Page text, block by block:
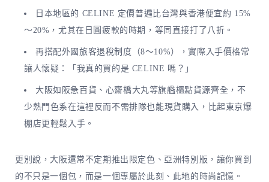
日本地區的 CELINE 定價普遍比台灣與香港便宜約 15%
～20%，尤其在日圓疲軟的時期，等同直接打了八折。
再搭配外國旅客退稅制度（8～10%），實際入手價格常
讓人懷疑：「我真的買的是 CELINE 嗎？」
大阪如阪急百貨、心齋橋大丸等旗艦櫃點貨源齊全，不
少熱門色系在這裡反而不需排隊也能現貨購入，比起東京爆
棚店更輕鬆入手。
更別說，大阪還常不定期推出限定色、亞洲特別版，讓你買到
的不只是一個包，而是一個專屬於此刻、此地的時尚記憶。